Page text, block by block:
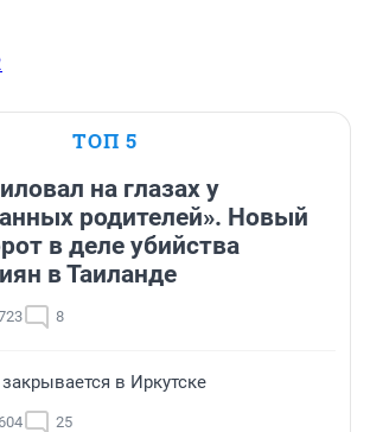
ТОП 5
на глазах у
родителей». Новый
в деле убийства
в Таиланде
8
в Иркутске
25